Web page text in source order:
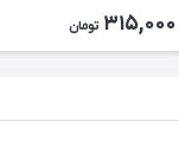
315,000 تومان